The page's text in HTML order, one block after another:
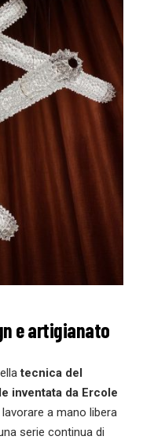
e artigianato
tecnica del
inventata da Ercole
a mano libera
serie continua di